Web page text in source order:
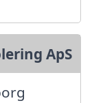
ApS